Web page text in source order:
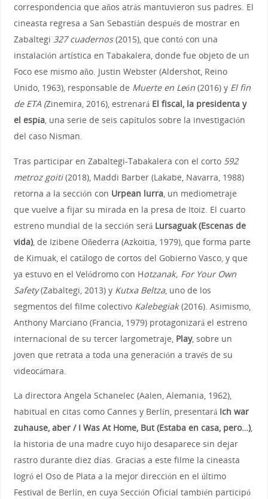
correspondencia que años atrás mantuvieron sus padres. El
cineasta regresa a San Sebastián después de mostrar en
Zabaltegi 327 cuadernos(2015), que contó con una
instalación artística en Tabakalera, donde fue objeto de un
Foco ese mismo año. Justin Webster (Aldershot, Reino
Unido, 1963), responsable de Muerte en León(2016) y El fin
de ETA (Zinemira, 2016), estrenará El fiscal, la presidenta y
el espía, una serie de seis capítulos sobre la investigación
del caso Nisman.
Tras participar en Zabaltegi-Tabakalera con el corto 592
metroz goiti(2018), Maddi Barber (Lakabe, Navarra, 1988)
retorna a la sección con Urpean lurra, un mediometraje
que vuelve a fijar su mirada en la presa de Itoiz. El cuarto
estreno mundial de la sección será Lursaguak (Escenas de
vida), de Izibene Oñederra (Azkoitia, 1979), que forma parte
de Kimuak, el catálogo de cortos del Gobierno Vasco, y que
ya estuvo en el Velódromo con Hotzanak, For Your Own
Safety(Zabaltegi, 2013) y Kutxa Beltza, uno de los
segmentos del filme colectivo Kalebegiak(2016). Asimismo,
Anthony Marciano (Francia, 1979) protagonizará el estreno
internacional de su tercer largometraje, Play, sobre un
joven que retrata a toda una generación a través de su
videocámara.
La directora Angela Schanelec (Aalen, Alemania, 1962),
habitual en citas como Cannes y Berlín, presentará Ich war
zuhause, aber / I Was At Home, But (Estaba en casa, pero…),
la historia de una madre cuyo hijo desaparece sin dejar
rastro durante diez días. Gracias a este filme la cineasta
logró el Oso de Plata a la mejor dirección en el último
Festival de Berlín, en cuya Sección Oficial también participó